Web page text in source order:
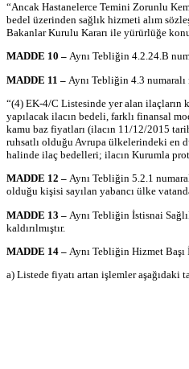
“Ancak Hastanelerce Temini Zorunlu
bedel üzerinden sağlık hizmeti alım
Bakanlar Kurulu Kararı ile yürürlüğe
MADDE 10 – Aynı Tebliğin 4.2.24.B
MADDE 11 – Aynı Tebliğin 4.3
“(4) EK-4/C Listesinde yer alan ilaçların
yapılacak ilacın bedeli, farklı finansal
kamu baz fiyatları (ilacın 11/12/2015
ruhsatlı olduğu Avrupa ülkelerindeki en
halinde ilaç bedelleri; ilacın Kurumla
MADDE 12 – Aynı Tebliğin 5.2.1
olduğu kişisi sayılan yabancı ülke
MADDE 13 – Aynı Tebliğin İstisnai
kaldırılmıştır.
MADDE 14 – Aynı Tebliğin Hizmet
a) Listede fiyatı artan işlemler aşağıdaki